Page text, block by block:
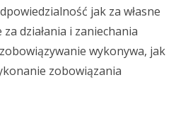
jak za własne
działania i zaniechania
wykonywa, jak
zobowiązania